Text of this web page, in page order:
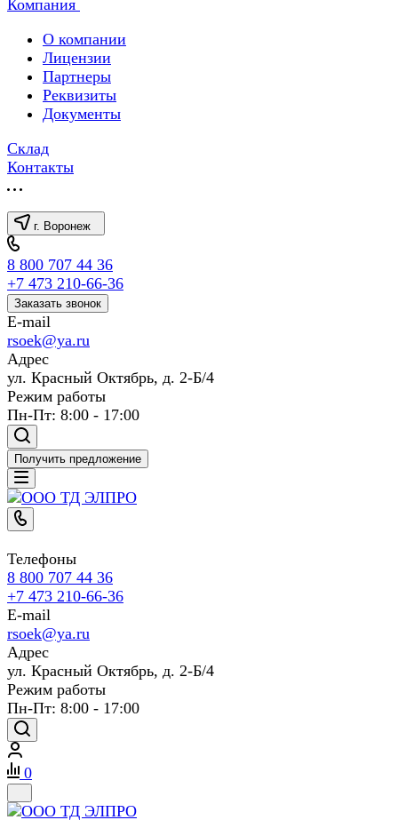
Компания
О компании
Лицензии
Партнеры
Реквизиты
Документы
Склад
Контакты
г. Воронеж
8 800 707 44 36
+7 473 210-66-36
Заказать звонок
E-mail
rsoek@ya.ru
Адрес
ул. Красный Октябрь, д. 2-Б/4
Режим работы
Пн-Пт: 8:00 - 17:00
Получить предложение
Телефоны
8 800 707 44 36
+7 473 210-66-36
E-mail
rsoek@ya.ru
Адрес
ул. Красный Октябрь, д. 2-Б/4
Режим работы
Пн-Пт: 8:00 - 17:00
0